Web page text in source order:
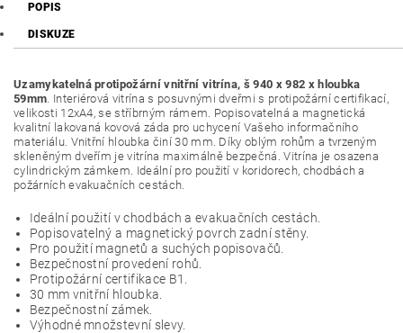
POPIS
DISKUZE
Uzamykatelná protipožární vnitřní vitrína, š 940 x 982 x hloubka
59mm. Interiérová vitrína s posuvnými dveřmi s protipožární certifikací,
velikosti 12xA4, se stříbrným rámem. Popisovatelná a magnetická
kvalitní lakovaná kovová záda pro uchycení Vašeho informačního
materiálu. Vnitřní hloubka činí 30 mm. Díky oblým rohům a tvrzeným
skleněným dveřím je vitrína maximálně bezpečná. Vitrína je osazena
cylindrickým zámkem. Ideální pro použití v koridorech, chodbách a
požárních evakuačních cestách.
Ideální použití v chodbách a evakuačních cestách.
Popisovatelný a magnetický povrch zadní stěny.
Pro použití magnetů a suchých popisovačů.
Bezpečnostní provedení rohů.
Protipožární certifikace B1.
30 mm vnitřní hloubka.
Bezpečnostní zámek.
Výhodné množstevní slevy.